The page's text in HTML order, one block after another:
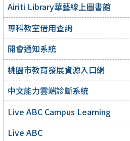
Airiti Library華藝線上圖書館
專科教室借用查詢
開會通知系統
桃園市教育發展資源入口網
中文能力雲端診斷系統
Live ABC Campus Learning
Live ABC